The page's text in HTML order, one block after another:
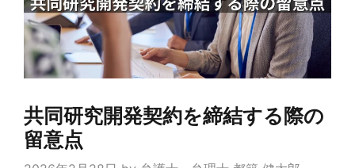
共同研究開発契約を締結する際の
留意点